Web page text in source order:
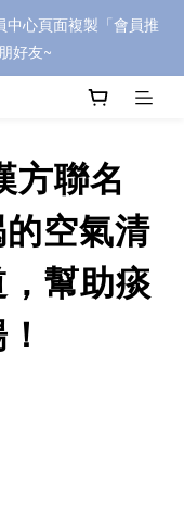
可獲購物金200元喔~
心頁面複製「會員推
好友~
可獲購物金200元喔~
方聯名
空氣清
幫助痰